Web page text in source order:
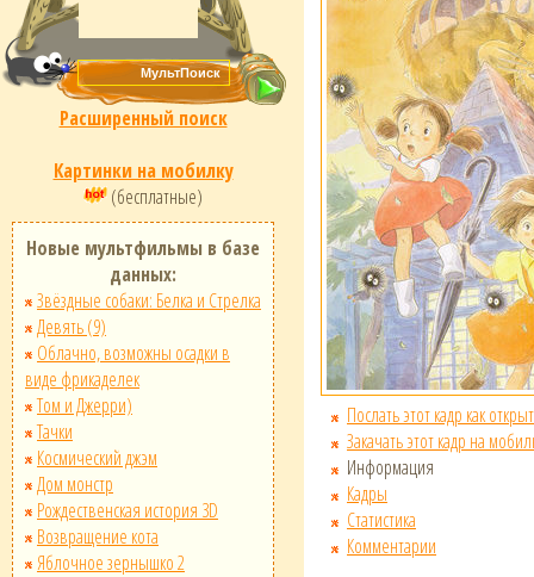
Расширенный поиск
Картинки на мобилку
(бесплатные)
Новые мультфильмы в базе
данных:
Звёздные собаки: Белка и Стрелка
Девять (9)
Облачно, возможны осадки в
виде фрикаделек
Том и Джерри)
Тачки
Космический джэм
Дом монстр
Рождественская история 3D
Возвращение кота
Яблочное зернышко 2
Послать этот кадр как
Закачать этот кадр на
Информация
Кадры
Статистика
Комментарии